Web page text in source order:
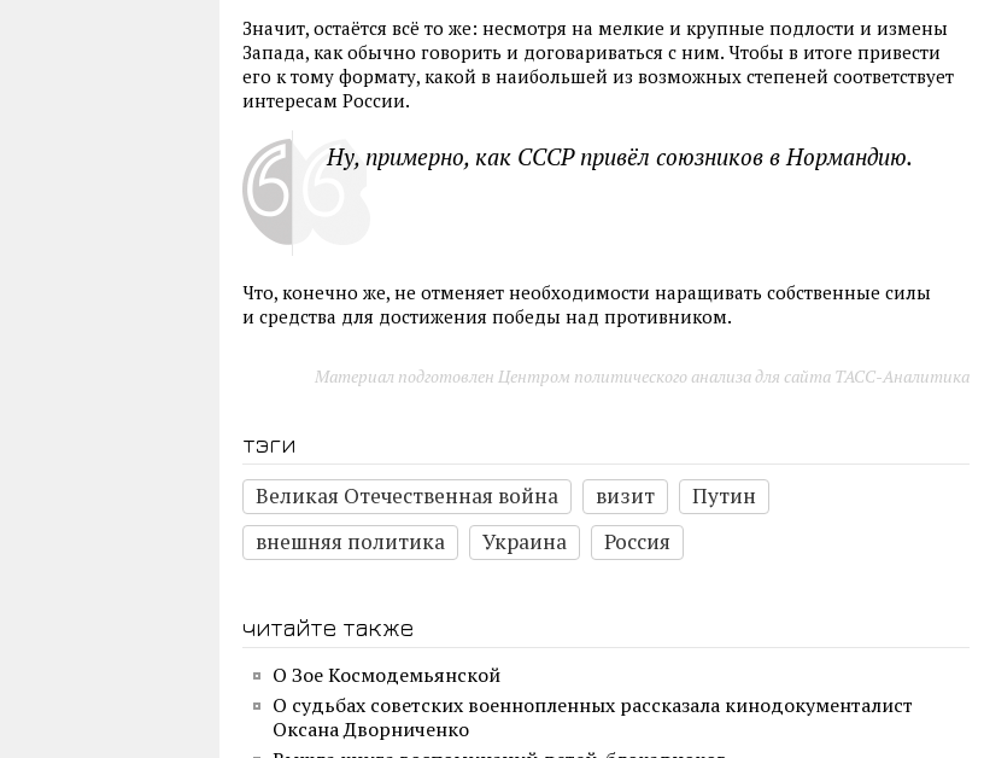
Значит, остаётся всё то же: несмотря на мелкие и крупные подлости и измены
Запада, как обычно говорить и договариваться с ним. Чтобы в итоге привести
его к тому формату, какой в наибольшей из возможных степеней соответствует
интересам России.
Ну, примерно, как СССР привёл союзников в Нормандию.
Что, конечно же, не отменяет необходимости наращивать собственные силы
и средства для достижения победы над противником.
Материал подготовлен Центром политического анализа для сайта ТАСС-Аналитика
тэги
Великая Отечественная война
визит
Путин
внешняя политика
Украина Россия
читайте также
О Зое Космодемьянской
О судьбах советских военнопленных рассказала кинодокументалист
Оксана Дворниченко